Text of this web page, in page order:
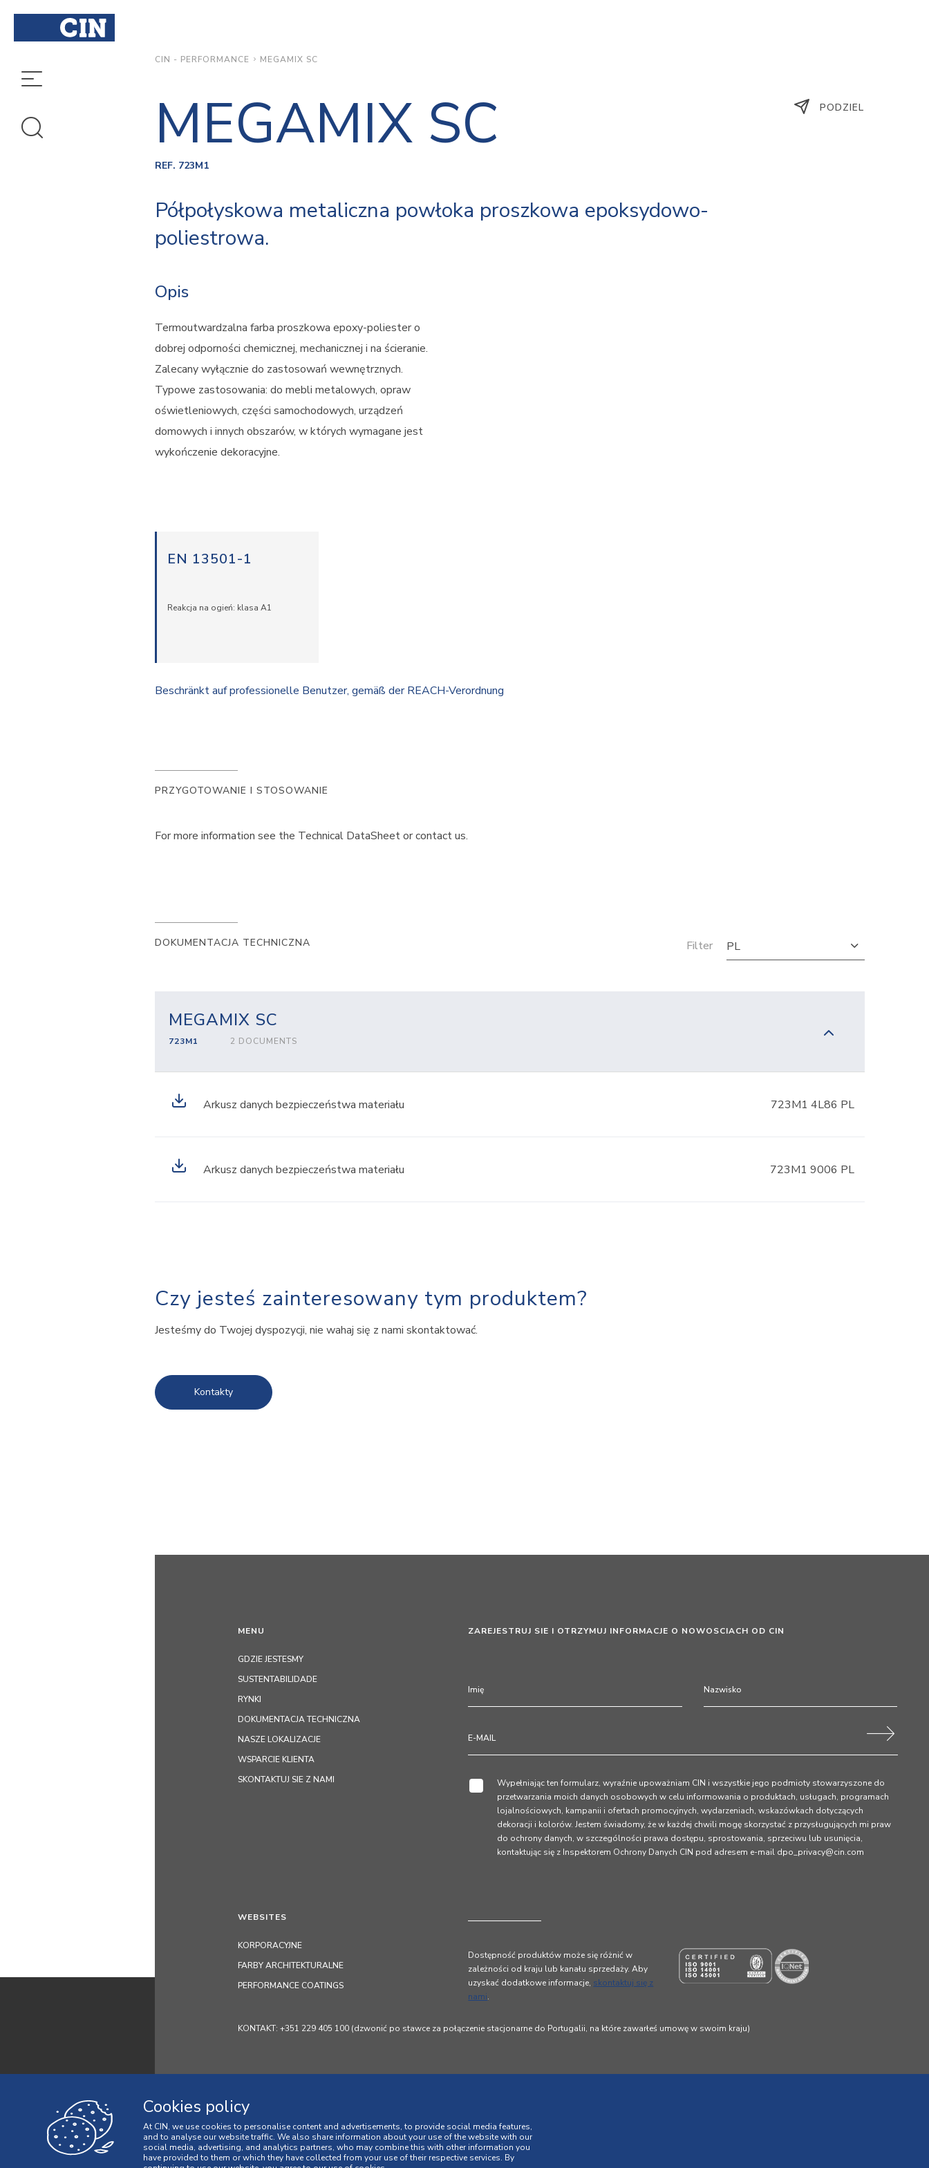
CIN - PERFORMANCE MEGAMIX SC
MEGAMIX SC
REF. 723M1
Półpołyskowa metaliczna powłoka proszkowa epoksydowo-
poliestrowa.
Opis
Termoutwardzalna farba proszkowa epoxy-poliester o
dobrej odporności chemicznej, mechanicznej i na ścieranie.
Zalecany wyłącznie do zastosowań wewnętrznych.
Typowe zastosowania: do mebli metalowych, opraw
oświetleniowych, części samochodowych, urządzeń
domowych i innych obszarów, w których wymagane jest
wykończenie dekoracyjne.
PODZIEL
EN 13501-1
Reakcja na ogień: klasa A1
Beschränkt auf professionelle Benutzer, gemäß der REACH-Verordnung
PRZYGOTOWANIE I STOSOWANIE
For more information see the Technical DataSheet or contact us.
DOKUMENTACJA TECHNICZNA Filter PL
MEGAMIX SC
723M1 2 DOCUMENTS
Arkusz danych bezpieczeństwa materiału 723M1 4L86 PL
Arkusz danych bezpieczeństwa materiału 723M1 9006 PL
Czy jesteś zainteresowany tym produktem?
Jesteśmy do Twojej dyspozycji, nie wahaj się z nami skontaktować.
Kontakty
MENU
GDZIE JESTESMY
SUSTENTABILIDADE
RYNKI
DOKUMENTACJA TECHNICZNA
NASZE LOKALIZACJE
WSPARCIE KLIENTA
SKONTAKTUJ SIE Z NAMI
ZAREJESTRUJ SIE I OTRZYMUJ INFORMACJE O NOWOSCIACH OD CIN
Wypełniając ten formularz, wyraźnie upoważniam CIN i wszystkie jego podmioty stowarzyszone do
przetwarzania moich danych osobowych w celu informowania o produktach, usługach, programach
lojalnościowych, kampanii i ofertach promocyjnych, wydarzeniach, wskazówkach dotyczących
dekoracji i kolorów. Jestem świadomy, że w każdej chwili mogę skorzystać z przysługujących mi praw
do ochrony danych, w szczególności prawa dostępu, sprostowania, sprzeciwu lub usunięcia,
kontaktując się z Inspektorem Ochrony Danych CIN pod adresem e-mail dpo_privacy@cin.com
WEBSITES
KORPORACYJNE
FARBY ARCHITEKTURALNE
PERFORMANCE COATINGS
Dostępność produktów może się różnić w
zależności od kraju lub kanału sprzedaży. Aby
uzyskać dodatkowe informacje, skontaktuj się z
nami.
KONTAKT: +351 229 405 100 (dzwonić po stawce za połączenie stacjonarne do Portugalii, na które zawarłeś umowę w swoim kraju)
Cookies policy
At CIN, we use cookies to personalise content and advertisements, to provide social media features,
and to analyse our website traffic. We also share information about your use of the website with our
social media, advertising, and analytics partners, who may combine this with other information you
have provided to them or which they have collected from your use of their respective services. By